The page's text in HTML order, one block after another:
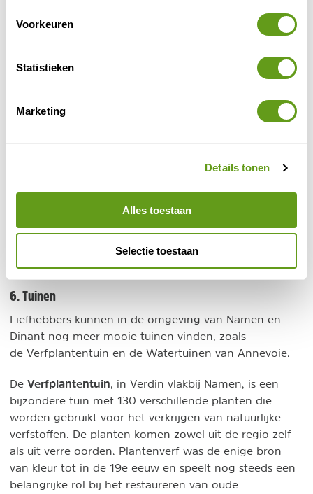
Voorkeuren
Statistieken
Marketing
Details tonen
Alles toestaan
Selectie toestaan
Chevetogne
kunstzinnige bezienswaardigheden, zoals het Nature
Extraordinary Museum (NEM) en het Musée d'Histoire(s)
Naturel(s). Wandel door thematuinen, zoals de
Japanse tuin en de knopentuin, en geniet van
6. Tuinen
Liefhebbers kunnen in de omgeving van Namen en
Dinant nog meer mooie tuinen vinden, zoals
de Verfplantentuin en de Watertuinen van Annevoie.
De Verfplantentuin, in Verdin vlakbij Namen, is een
bijzondere tuin met 130 verschillende planten die
worden gebruikt voor het verkrijgen van natuurlijke
verfstoffen. De planten komen zowel uit de regio zelf
als uit verre oorden. Plantenverf was de enige bron
van kleur tot in de 19e eeuw en speelt nog steeds een
belangrijke rol bij het restaureren van oude